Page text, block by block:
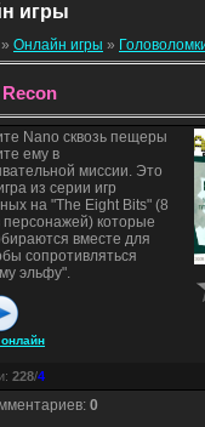
игры
» Онлайн игры »
Recon
Nano сквозь пещеры
ему в
миссии. Это
из серии игр
на "The Eight Bits" (8
персонажей) которые
вместе для
сопротивляться
эльфу".
: 228/4
: 0